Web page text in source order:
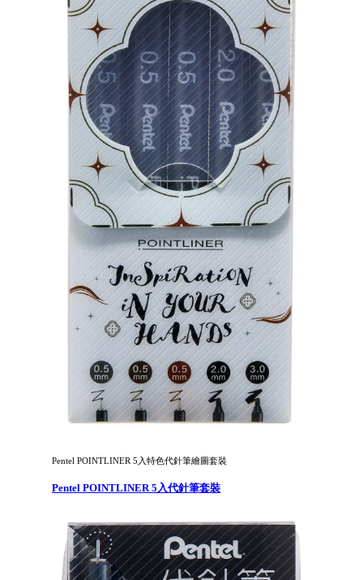
Pentel POINTLINER 5入特色代針筆繪圖套裝
Pentel POINTLINER 5入代針筆套裝